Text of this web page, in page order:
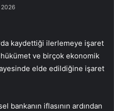
2026
kaydettiği ilerlemeye işaret
ve birçok ekonomik
elde edildiğine işaret
bankanın iflasının ardından